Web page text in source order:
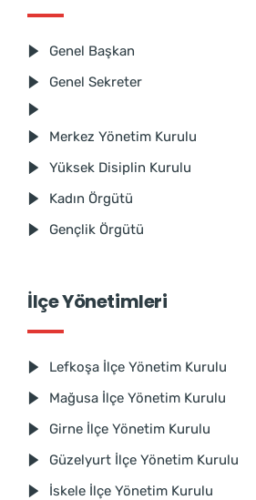
Genel Başkan
Genel Sekreter
Merkez Yönetim Kurulu
Yüksek Disiplin Kurulu
Kadın Örgütü
Gençlik Örgütü
İlçe Yönetimleri
Lefkoşa İlçe Yönetim Kurulu
Mağusa İlçe Yönetim Kurulu
Girne İlçe Yönetim Kurulu
Güzelyurt İlçe Yönetim Kurulu
İskele İlçe Yönetim Kurulu